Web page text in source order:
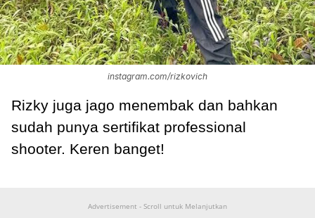
instagram.com/rizkovich
Rizky juga jago menembak dan bahkan
sudah punya sertifikat professional
shooter. Keren banget!
Advertisement - Scroll untuk Melanjutkan